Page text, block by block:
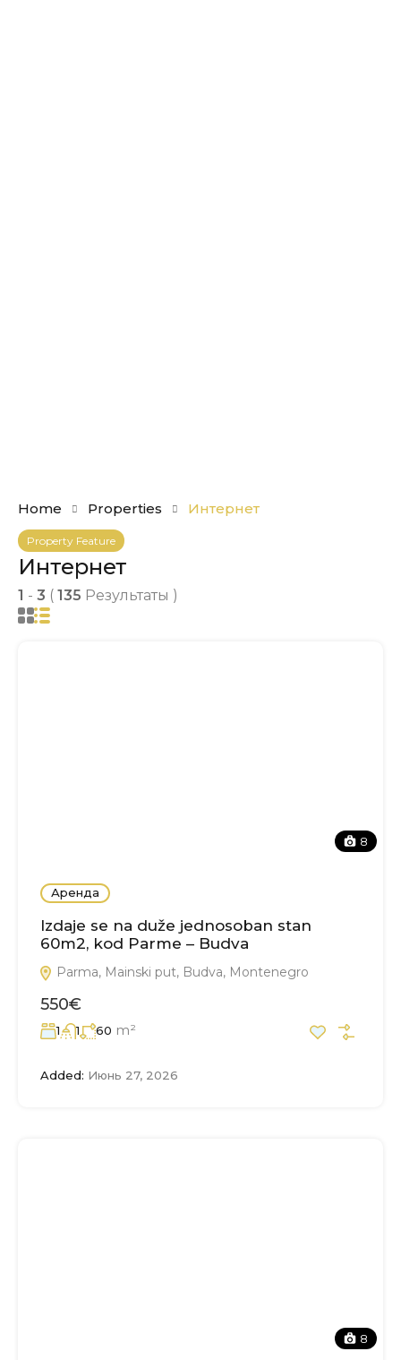
Home Properties Интернет
Property Feature
Интернет
1 - 3 ( 135 Результаты )
8
Аренда
Izdaje se na duže jednosoban stan
60m2, kod Parme – Budva
Parma, Mainski put, Budva, Montenegro
550€
1 1 60 m²
Added: Июнь 27, 2026
8